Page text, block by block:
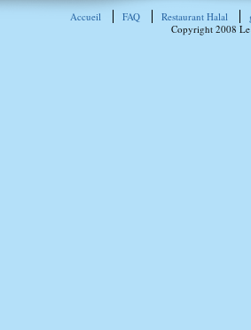
Accueil FAQ Restaurant Halal
Copyright 2008